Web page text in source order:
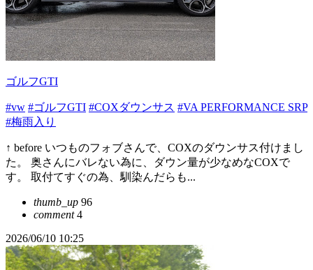
ゴルフGTI
#vw #ゴルフGTI #COXダウンサス #VA PERFORMANCE SRP
#梅雨入り
↑ before いつものフォブさんで、COXのダウンサス付けまし
た。 奥さんにバレない為に、ダウン量が少なめなCOXで
す。 取付てすぐの為、馴染んだらも...
thumb_up 96
comment4
2026/06/10 10:25